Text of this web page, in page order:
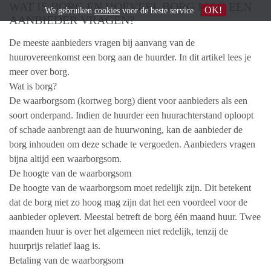
WAT IS BORG EN HOEVEEL BORG MAG EEN
AANBIEDER VRAGEN?
De meeste aanbieders vragen bij aanvang van de
huurovereenkomst een borg aan de huurder. In dit artikel lees je
meer over borg.
Wat is borg?
De waarborgsom (kortweg borg) dient voor aanbieders als een
soort onderpand. Indien de huurder een huurachterstand oploopt
of schade aanbrengt aan de huurwoning, kan de aanbieder de
borg inhouden om deze schade te vergoeden. Aanbieders vragen
bijna altijd een waarborgsom.
De hoogte van de waarborgsom
De hoogte van de waarborgsom moet redelijk zijn. Dit betekent
dat de borg niet zo hoog mag zijn dat het een voordeel voor de
aanbieder oplevert. Meestal betreft de borg één maand huur. Twee
maanden huur is over het algemeen niet redelijk, tenzij de
huurprijs relatief laag is.
Betaling van de waarborgsom
We gebruiken cookies voor de beste service OK!